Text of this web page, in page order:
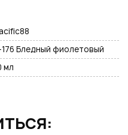
176 Бледный фиолетовый
мл
возможности